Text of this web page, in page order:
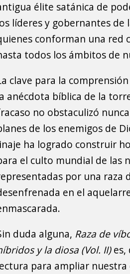
élite satánica de
líderes y gobernantes de
conforman una red
todos los ámbitos de
clave para la
anécdota bíblica de la
no obstaculizó
de los enemigos de
ha logrado construir
el culto mundial de las
por una raza
en el
duda alguna, Raza de
y la diosa (Vol. II)es,
para ampliar nuestra